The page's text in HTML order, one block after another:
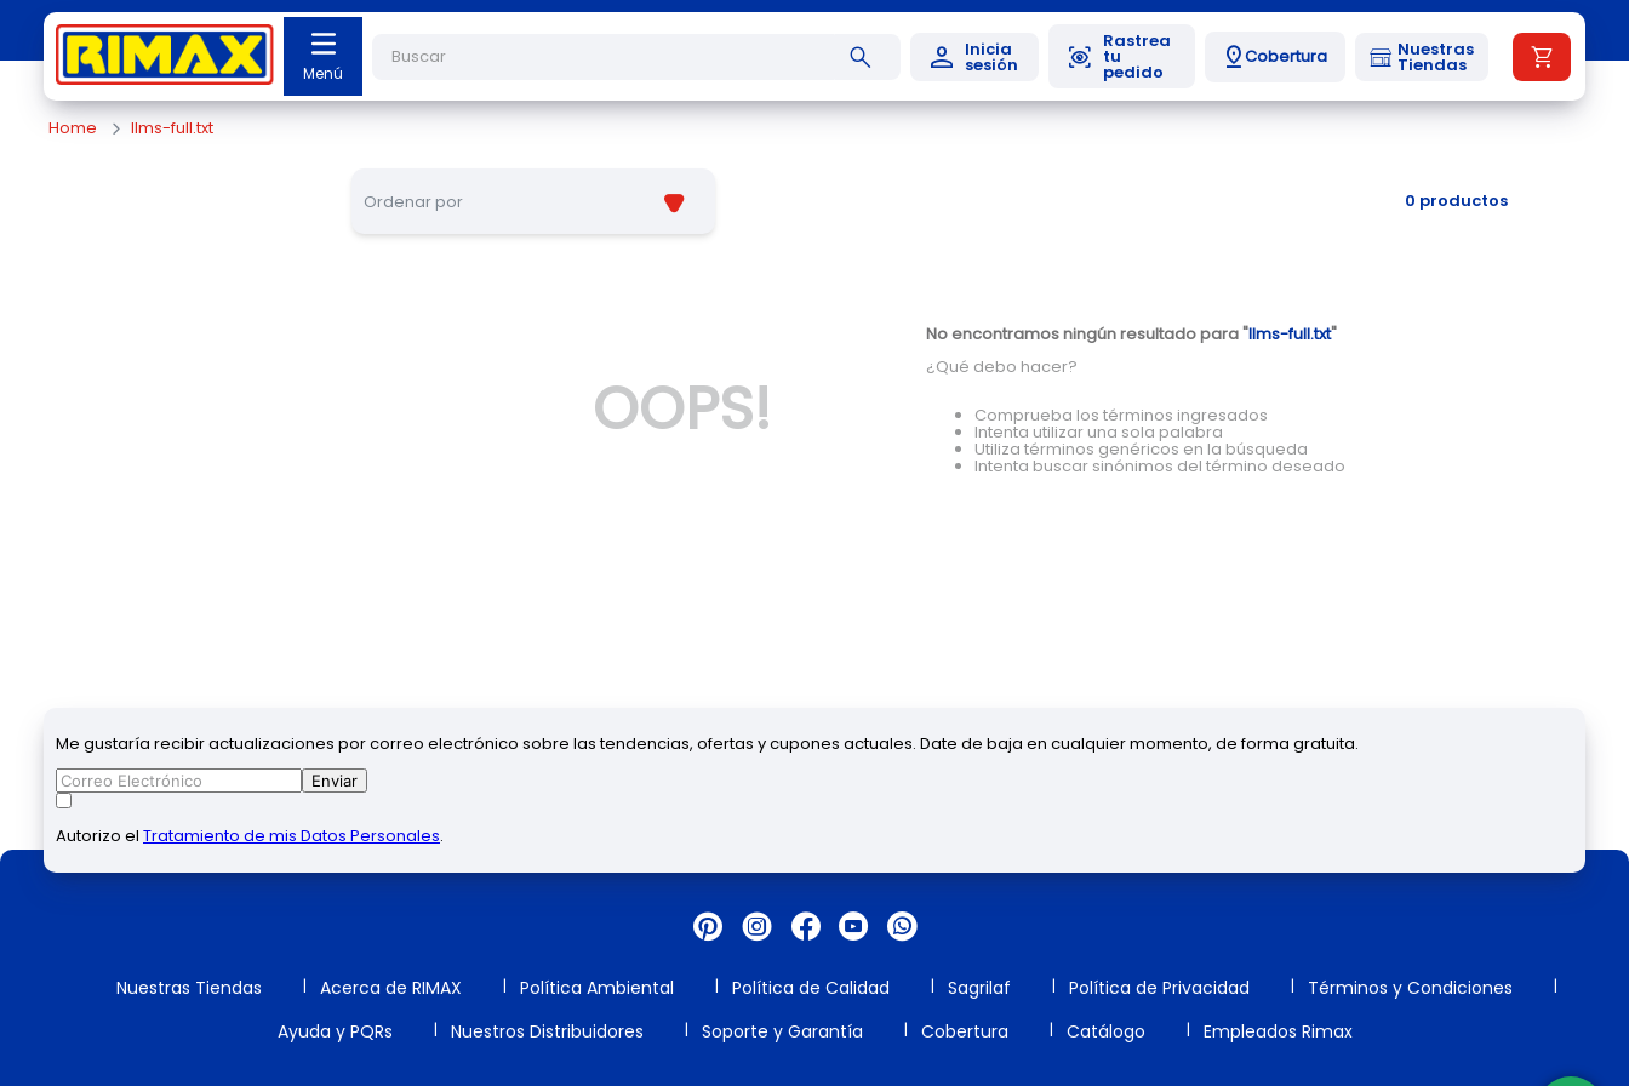
Cobertura Nuestras
Tiendas
llms-full.txt
Ordenar por 0 productos
OOPS!
No encontramos ningún resultado para "llms-full.txt"
¿Qué debo hacer?
Comprueba los términos ingresados
Intenta utilizar una sola palabra
Utiliza términos genéricos en la búsqueda
Intenta buscar sinónimos del término deseado
Me gustaría recibir actualizaciones por correo electrónico sobre las tendencias, ofertas y cupones actuales. Date de baja en cualquier momento, de forma gratuita.
Enviar
Autorizo el Tratamiento de mis Datos Personales.
Nuestras Tiendas Acerca de RIMAX Política Ambiental Política de Calidad Sagrilaf Política de Privacidad
Términos y Condiciones
Ayuda y PQRs
Nuestros Distribuidores Soporte y Garantía Cobertura Catálogo Empleados Rimax